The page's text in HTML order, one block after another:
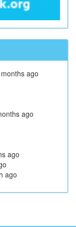
ago
ago
ago
ago